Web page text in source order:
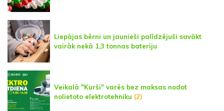
Liepājas bērni un jaunieši palīdzējuši savākt
vairāk nekā 1,3 tonnas bateriju
Veikalā "Kurši" varēs bez maksas nodot
nolietoto elektrotehniku (2)